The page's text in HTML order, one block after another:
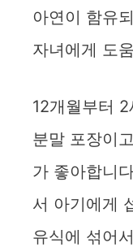
아연이 함유
자녀에게 도
12개월부터
분말 포장이
가 좋아합니
서 아기에게
유식에 섞어